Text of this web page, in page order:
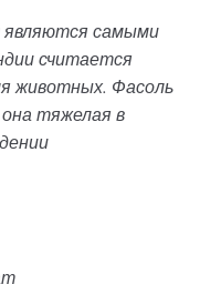
самыми
считается
животных. Фасоль
тяжелая в